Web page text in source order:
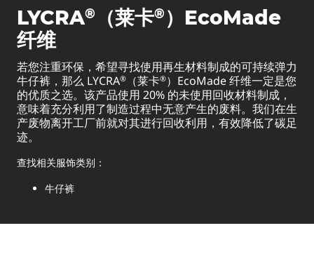
LYCRA® （莱卡® ）EcoMade
纤维
若您注重环保，希望寻找使用再生材料制成的可持续弹力
牛仔裤，那么 LYCRA® （莱卡®）EcoMade 纤维一定是您
的优质之选。该产品使用 20% 的未使用回收材料制成，
意味着充分利用了制造过程中无意产生的废料。我们在生
产废物离开工厂前就对其进行回收利用，有效降低了碳足
迹。
查找相关服饰类别：
牛仔裤